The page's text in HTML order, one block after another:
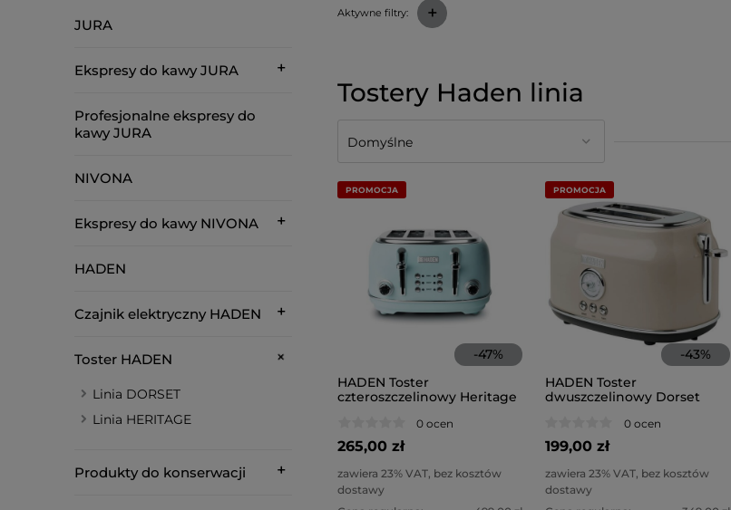
JURA
Ekspresy do kawy JURA
Profesjonalne ekspresy do
kawy JURA
NIVONA
Ekspresy do kawy NIVONA
HADEN
Czajnik elektryczny HADEN
Toster HADEN
Linia DORSET
Linia HERITAGE
Produkty do konserwacji
Aktywne filtry: +
Tostery Haden linia
-47%
HADEN Toster
czteroszczelinowy Heritage
0 ocen
265,00 zł
zawiera 23% VAT, bez kosztów
dostawy
PROMOCJA
-43%
HADEN Toster
dwuszczelinowy Dorset
0 ocen
199,00 zł
zawiera 23% VAT, bez kosztów
dostawy
PROMOCJA